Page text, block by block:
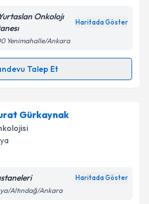
işlenmesine ilişkin
Aydınlatma
ve kişisel verilerimin belirtilen
Onkolojı
Haritada Göster
Yenimahalle/Ankara
Talep Et
Talebi
takvimi talebi oluşturun.
almanız için bir takvim
ile bilgilendireceğiz.
Gürkaynak
Haritada Göster
Altındağ/Ankara